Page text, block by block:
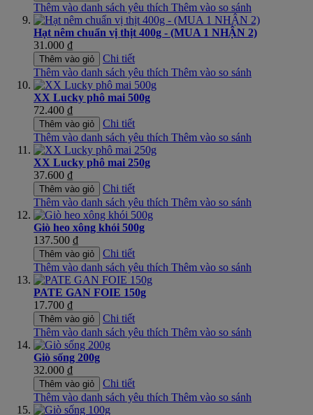
Thêm vào danh sách yêu thích Thêm vào so sánh
Hạt nêm chuẩn vị thịt 400g - (MUA 1 NHẬN 2)
31.000 ₫
Thêm vào giỏ
Chi tiết
Thêm vào danh sách yêu thích Thêm vào so sánh
XX Lucky phô mai 500g
72.400 ₫
Thêm vào giỏ
Chi tiết
Thêm vào danh sách yêu thích Thêm vào so sánh
XX Lucky phô mai 250g
37.600 ₫
Thêm vào giỏ
Chi tiết
Thêm vào danh sách yêu thích Thêm vào so sánh
Giò heo xông khói 500g
137.500 ₫
Thêm vào giỏ
Chi tiết
Thêm vào danh sách yêu thích Thêm vào so sánh
PATE GAN FOIE 150g
17.700 ₫
Thêm vào giỏ
Chi tiết
Thêm vào danh sách yêu thích Thêm vào so sánh
Giò sống 200g
32.000 ₫
Thêm vào giỏ
Chi tiết
Thêm vào danh sách yêu thích Thêm vào so sánh